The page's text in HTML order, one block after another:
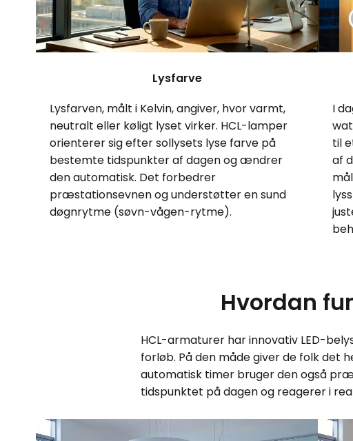
Lysfarve
Lysfarven, målt i Kelvin, angiver, hvor varmt,
neutralt eller køligt lyset virker. HCL-lamper
orienterer sig efter sollysets lyse farve på
bestemte tidspunkter af dagen og ændrer
den automatisk. Det forbedrer
præstationsevnen og understøtter en sund
døgnrytme (søvn-vågen-rytme).
I
til
af
Hvordan
HCL-armaturer har innovativ LED-
forløb. På den måde giver de folk det
automatisk timer bruger den også
tidspunktet på dagen og reagerer i